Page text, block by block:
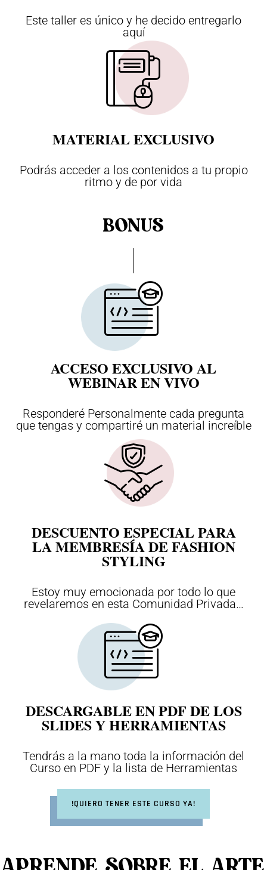
Este taller es único y he decido entregarlo
aquí
MATERIAL EXCLUSIVO
Podrás acceder a los contenidos a tu propio
ritmo y de por vida
BONUS
ACCESO EXCLUSIVO AL
WEBINAR EN VIVO
Responderé Personalmente cada pregunta
que tengas y compartiré un material increíble
DESCUENTO ESPECIAL PARA
LA MEMBRESÍA DE FASHION
STYLING
Estoy muy emocionada por todo lo que
revelaremos en esta Comunidad Privada…
DESCARGABLE EN PDF DE LOS
SLIDES Y HERRAMIENTAS
Tendrás a la mano toda la información del
Curso en PDF y la lista de Herramientas
!QUIERO TENER ESTE CURSO YA!